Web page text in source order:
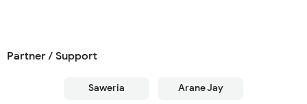
Partner / Support
Saweria Arane Jay